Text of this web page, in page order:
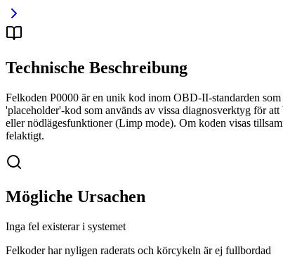
Technische Beschreibung
Felkoden P0000 är en unik kod inom OBD-II-standarden
'placeholder'-kod som används av vissa diagnosverktyg för
eller nödlägesfunktioner (Limp mode). Om koden visas
felaktigt.
Mögliche Ursachen
Inga fel existerar i systemet
Felkoder har nyligen raderats och körcykeln är ej fullbordad